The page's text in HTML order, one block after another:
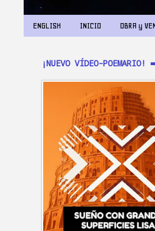
ENGLISH INICIO OBRA y
¡NUEVO VÍDEO-